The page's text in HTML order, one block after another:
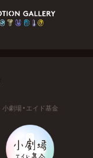
小劇場・エイド基金